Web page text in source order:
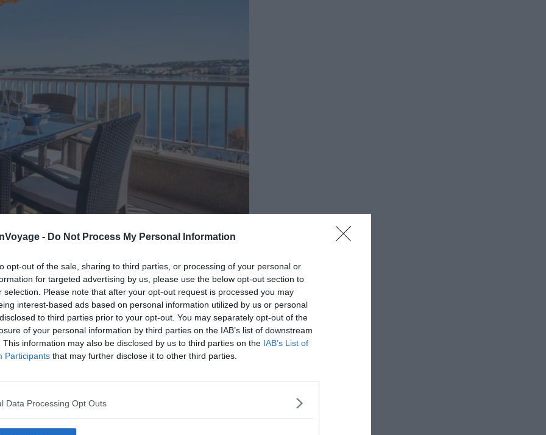
- Do Not Process My Personal Information
opt-out of the sale, sharing to third parties, or processing of your personal or
for targeted advertising by us, please use the below opt-out section to
selection. Please note that after your opt-out request is processed you may
interest-based ads based on personal information utilized by us or personal
to third parties prior to your opt-out. You may separately opt-out of the
of your personal information by third parties on the IAB’s list of downstream
This information may also be disclosed by us to third parties on the IAB’s List of
Participants that may further disclose it to other third parties.
Data Processing Opt Outs
la mer. Il ne vous reste plus qu’à descendre pour
activités maritimes, le logement est idéalement
Brava.
minutes des Ruines d’Empuries, trente minutes de
quarante minutes de
Gaudí.